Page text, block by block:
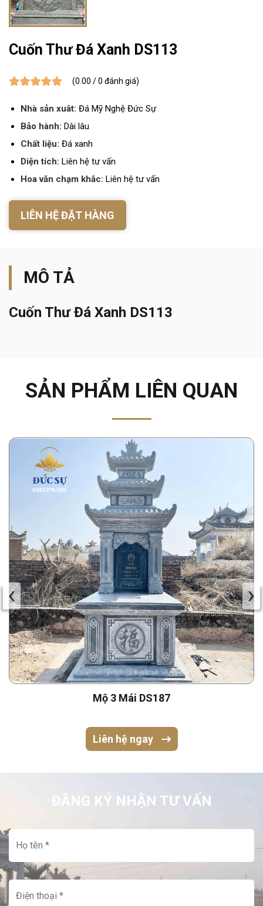
Cuốn Thư Đá Xanh DS113
(0.00 / 0 đánh giá)
Nhà sản xuât: Đá Mỹ Nghệ Đức Sự
Bảo hành: Dài lâu
Chất liệu: Đá xanh
Diện tích: Liên hệ tư vấn
Hoa văn chạm khắc: Liên hệ tư vấn
LIÊN HỆ ĐẶT HÀNG
MÔ TẢ
Cuốn Thư Đá Xanh DS113
SẢN PHẨM LIÊN QUAN
Mộ 3 Mái DS187
Liên hệ ngay
‹ ›
ĐĂNG KÝ NHẬN TƯ VẤN